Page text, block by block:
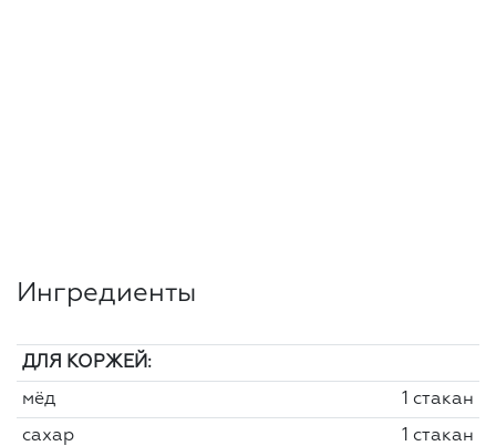
Ингредиенты
ДЛЯ КОРЖЕЙ:
мёд 1 стакан
сахар 1 стакан